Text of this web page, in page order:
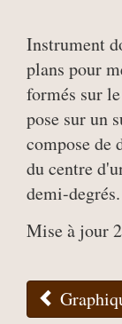
Instrument
plans pour
formés sur
pose sur un
compose de
du centre
demi-degrés.
Mise à jour